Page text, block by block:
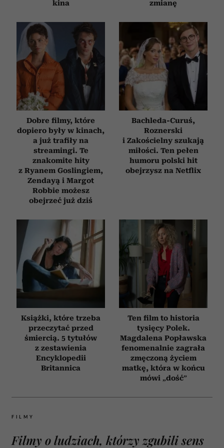
kina
zmianę
Dobre filmy, które
dopiero były w kinach,
a już trafiły na
streamingi. Te
znakomite hity
z Ryanem Goslingiem,
Zendayą i Margot
Robbie możesz
obejrzeć już dziś
Bachleda-Curuś,
Roznerski
i Zakościelny szukają
miłości. Ten pełen
humoru polski hit
obejrzysz na Netflix
Książki, które trzeba
przeczytać przed
śmiercią. 5 tytułów
z zestawienia
Encyklopedii
Britannica
Ten film to historia
tysięcy Polek.
Magdalena Popławska
fenomenalnie zagrała
zmęczoną życiem
matkę, która w końcu
mówi „dość”
FILMY
Filmy o ludziach, którzy zgubili sens